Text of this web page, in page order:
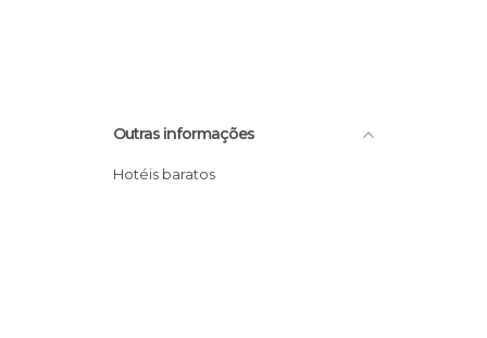
Outras informações
Hotéis baratos